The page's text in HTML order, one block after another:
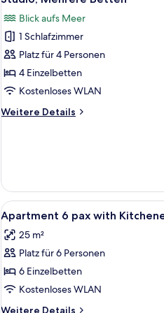
Fotos
für
Studio,
Mehrere
Betten
anzeigen
Blick aufs Meer
1 Schlafzimmer
Platz für 4 Personen
4 Einzelbetten
Kostenloses WLAN
Weitere Details
Weitere
Alle
Fotos
für
Apartment
6
pax
with
Ein
8
Apartment 6 pax with
25 m²
Platz für 6 Personen
6 Einzelbetten
Kostenloses WLAN
Weitere Details
Weitere